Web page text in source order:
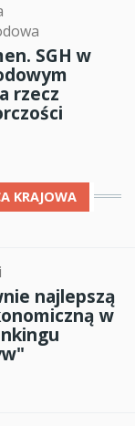
SGH w
rzecz
KRAJOWA
najlepszą
w